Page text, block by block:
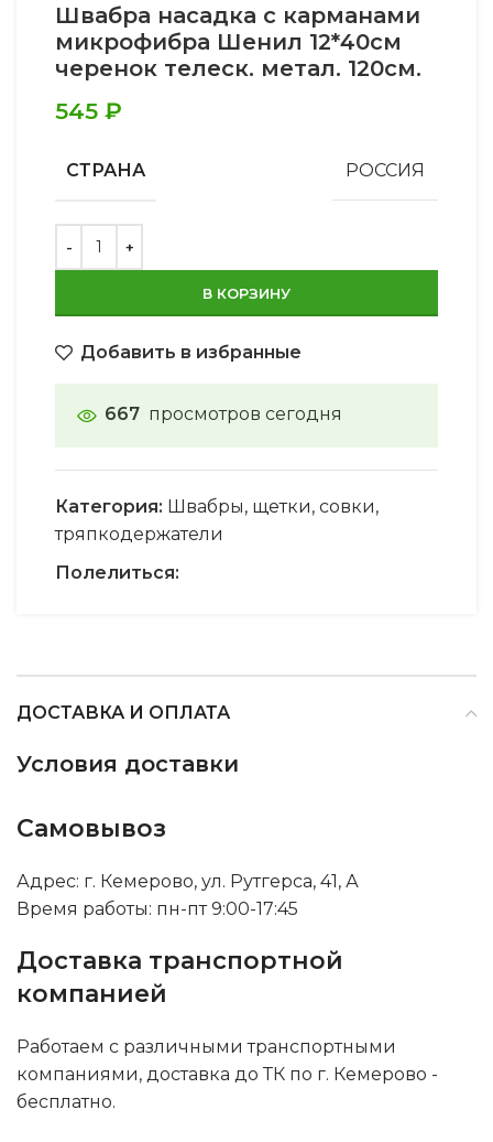
Швабра насадка с карманами
микрофибра Шенил 12*40см
черенок телеск. метал. 120см.
545 ₽
СТРАНА РОССИЯ
В КОРЗИНУ
Добавить в избранные
667 просмотров сегодня
Категория: Швабры, щетки, совки,
тряпкодержатели
Полелиться:
ДОСТАВКА И ОПЛАТА
Условия доставки
Самовывоз
Адрес: г. Кемерово, ул. Рутгерса, 41, А
Время работы: пн-пт 9:00-17:45
Доставка транспортной
компанией
Работаем с различными транспортными
компаниями, доставка до ТК по г. Кемерово -
бесплатно.